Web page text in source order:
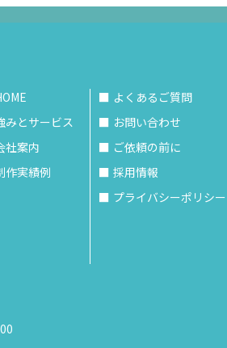
みとサービス
社案内
作実績例
よくあるご質問
お問い合わせ
ご依頼の前に
採用情報
プライバシーポリシー